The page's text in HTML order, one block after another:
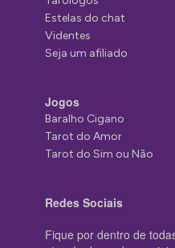
Estelas do chat
Videntes
Seja um afiliado
Jogos
Baralho Cigano
Tarot do Amor
Tarot do Sim ou Não
Redes Sociais
Fique por dentro de